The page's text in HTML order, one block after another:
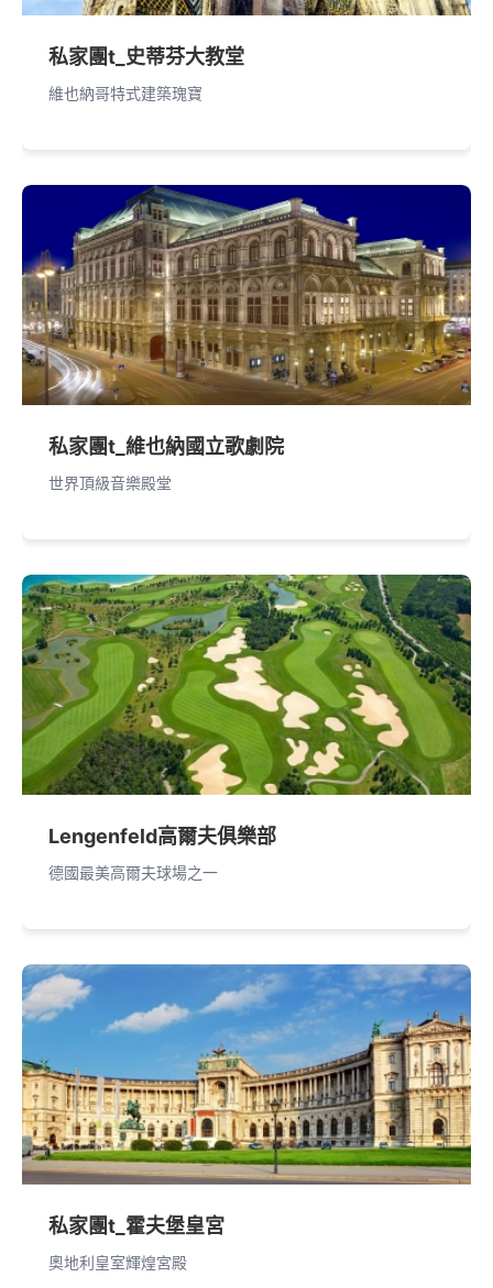
私家團t_史蒂芬大教堂
維也納哥特式建築瑰寶
私家團t_維也納國立歌劇院
世界頂級音樂殿堂
Lengenfeld高爾夫俱樂部
德國最美高爾夫球場之一
私家團t_霍夫堡皇宮
奧地利皇室輝煌宮殿